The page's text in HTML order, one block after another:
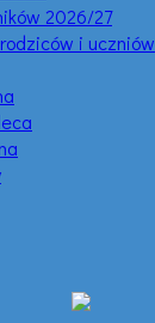
2026/27
i uczniów